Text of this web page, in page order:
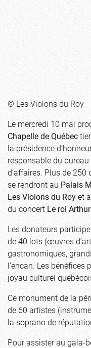
© Les Violons du Roy
Le mercredi 10 mai
Chapelle de Québec
la présidence
responsable du
d’affaires. Plus de 250
se rendront auPalais
Les Violons du Royet
du concertLe roi Arthur.
Les donateurs
de 40 lots (œuvres
gastronomiques,
l’encan. Les bénéfices
joyau culturel
Ce monument de la
de 60 artistes
la soprano de
Pour assister au gala-